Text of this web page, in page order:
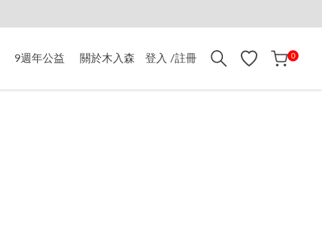
9週年公益 關於木入森 登入 /註冊 0